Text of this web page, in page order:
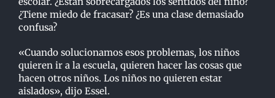
¿Tiene miedo de fracasar? ¿Es una clase demasiado
confusa?
«Cuando solucionamos esos problemas, los niños
quieren ir a la escuela, quieren hacer las cosas que
hacen otros niños. Los niños no quieren estar
aislados», dijo Essel.